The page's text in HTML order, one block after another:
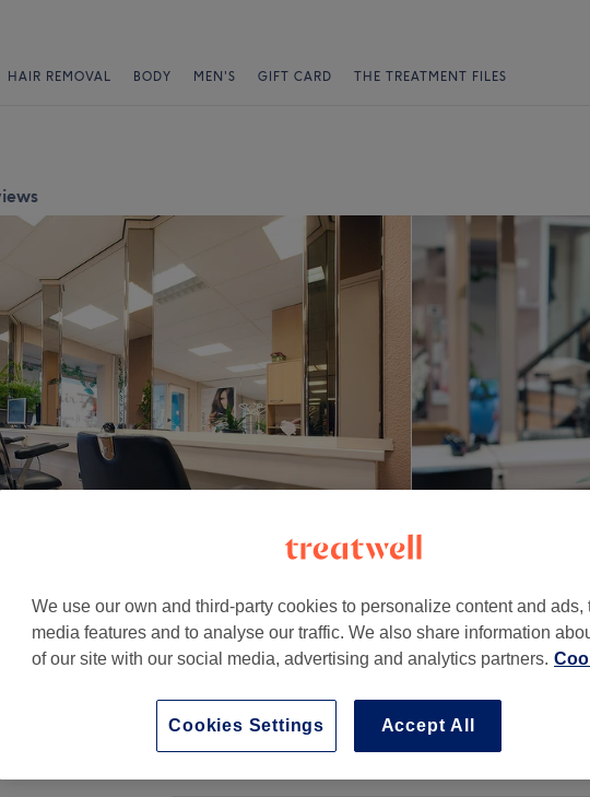
HAIR REMOVAL BODY MEN'S GIFT CARD THE TREATMENT FILES
, 2541XP
We use our own and third-party cookies to personalize content and ads,
media features and to analyse our traffic. We also share information
of our site with our social media, advertising and analytics partners.
Accept All
Cookies Settings